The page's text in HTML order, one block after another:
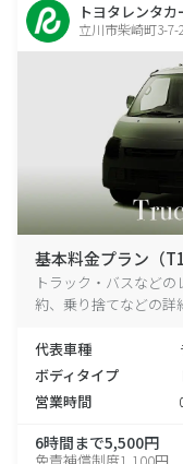
トヨタレンタ
立川市柴崎町3-7-
基本料金プラン（T1
トラック・バスなど
約、乗り捨てなどの
代表車種
ボディタイプ
営業時間
6時間まで5,500円
免責補償制度1,100円